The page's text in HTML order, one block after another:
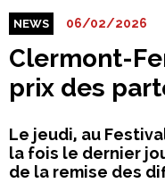
NEWS 06/02/2026
Clermont-
prix des
Le jeudi, au
la fois le dernier
de la remise des